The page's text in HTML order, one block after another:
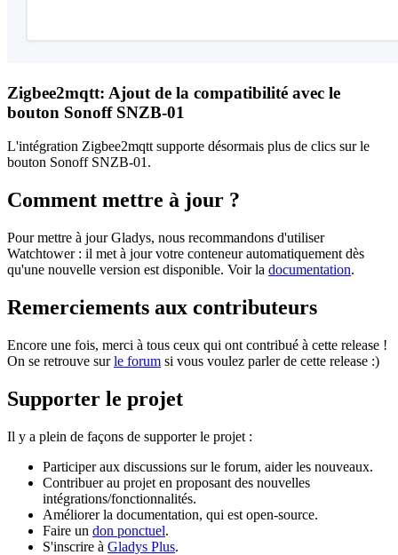
Zigbee2mqtt: Ajout de la compatibilité avec le
bouton Sonoff SNZB-01
L'intégration Zigbee2mqtt supporte désormais plus de clics sur le
bouton Sonoff SNZB-01.
Comment mettre à jour ?
Pour mettre à jour Gladys, nous recommandons d'utiliser
Watchtower : il met à jour votre conteneur automatiquement dès
qu'une nouvelle version est disponible. Voir la documentation.
Remerciements aux contributeurs
Encore une fois, merci à tous ceux qui ont contribué à cette release !
On se retrouve surle forum si vous voulez parler de cette release :)
Supporter le projet
Il y a plein de façons de supporter le projet :
Participer aux discussions sur le forum, aider les nouveaux.
Contribuer au projet en proposant des nouvelles
intégrations/fonctionnalités.
Améliorer la documentation, qui est open-source.
Faire un don ponctuel.
S'inscrire à Gladys Plus.